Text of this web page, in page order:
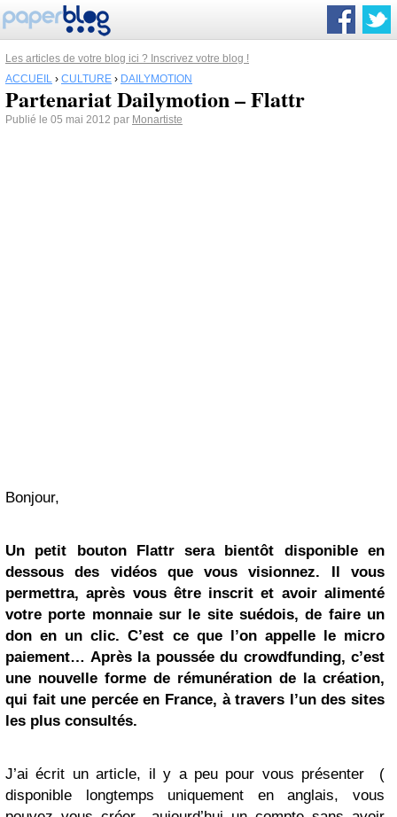
Les articles de votre blog ici ? Inscrivez votre blog !
ACCUEIL › CULTURE › DAILYMOTION
Partenariat Dailymotion – Flattr
Publié le 05 mai 2012 par Monartiste
Bonjour,
Un petit bouton Flattr sera bientôt disponible en
dessous des vidéos que vous visionnez. Il vous
permettra, après vous être inscrit et avoir alimenté
votre porte monnaie sur le site suédois, de faire un
don en un clic. C’est ce que l’on appelle le micro
paiement… Après la poussée du crowdfunding, c’est
une nouvelle forme de rémunération de la création,
qui fait une percée en France, à travers l’un des sites
les plus consultés.
J’ai écrit un article, il y a peu pour vous présenter (
disponible longtemps uniquement en anglais, vous